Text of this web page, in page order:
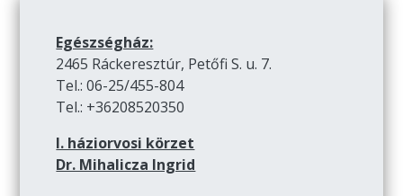
Egészségház:
2465 Ráckeresztúr, Petőfi S. u. 7.
Tel.: 06-25/455-804
Tel.: +36208520350
I. háziorvosi körzet
Dr. Mihalicza Ingrid